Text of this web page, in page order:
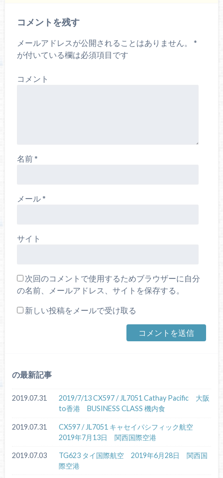
コメントを残す
メールアドレスが公開されることはありません。
*
が付いている欄は必須項目です
コメント
名前*
メール*
サイト
次回のコメントで使用するためブラウザーに自分
の名前、メールアドレス、サイトを保存する。
新しい投稿をメールで受け取る
の最新記事
2019.07.31
2019/7/13 CX597 / JL7051 Cathay Pacific 大阪
to香港 BUSINESS CLASS 機内食
2019.07.31
CX597 / JL7051 キャセイパシフィック航空
2019年7月13日 関西国際空港
2019.07.03
TG623 タイ国際航空 2019年6月28日 関西国
際空港